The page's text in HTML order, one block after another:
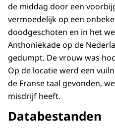
de middag door een
vermoedelijk op een
doodgeschoten en in het
Anthoniekade op de
gedumpt. De vrouw was
Op de locatie werd een
de Franse taal gevonden,
misdrijf heeft.
Databestanden